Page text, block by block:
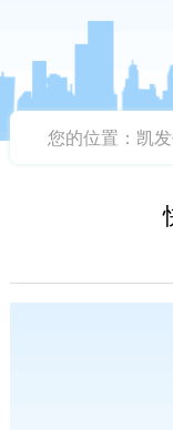
您的位置： 凯